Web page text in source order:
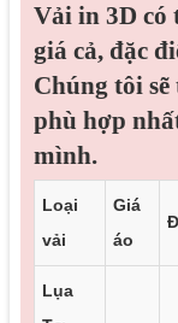
Vải in 3D có
giá cả, đặc
Chúng tôi
phù hợp
mình.
Loại
vải
Giá
áo
Lụa